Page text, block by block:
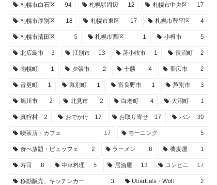
札幌市白石区 94 札幌駅周辺 12 札幌市中央区 17
札幌市厚別区 18 札幌市東区 17 札幌市豊平区 4
札幌市清田区 5 札幌市西区 1 小樽市 5
北広島市 3 江別市 13 苫小牧市 1 長沼町 2
南幌町 1 夕張市 2 十勝 4 帯広市 2
音更町 1 幕別町 1 富良野市 1 芦別市 3
旭川市 2 北見市 2 白老町 4 大沼町 1
真狩村 2 おでかけ 17 お取り寄せ 17 パン 30
喫茶店・カフェ 17 モーニング 5
食べ放題・ビュッフェ 2 ラーメン 8 蕎麦屋 1
寿司 8 中華料理 5 居酒屋 13 コンビニ 17
移動販売、キッチンカー 3 UbarEats・Wolt 2